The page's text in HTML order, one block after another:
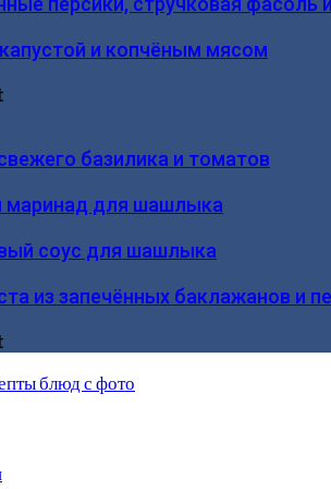
и копчёным мясом
базилика и томатов
маринад для шашлыка
соус для шашлыка
из запечённых баклажанов и